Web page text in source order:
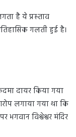
है ये प्रस्‍ताव
गलती हुई है।
दायर किया गया
लगाया गया था कि
विश्वेश्वर मंदिर